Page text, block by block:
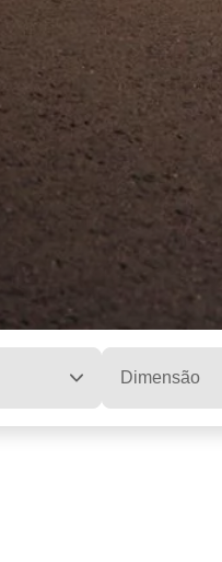
Dimensão